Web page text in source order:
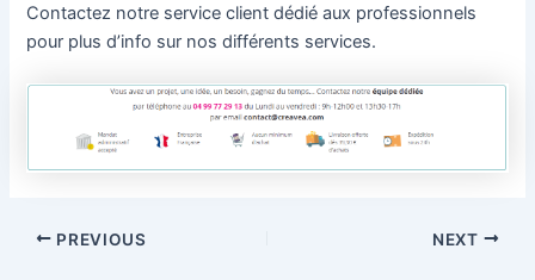
Contactez notre service client dédié aux professionnels
pour plus d’info sur nos différents services.
Post
PREVIOUS NEXT